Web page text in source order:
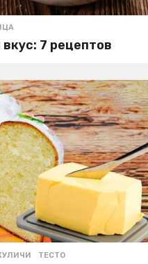
7 рецептов
,ТЕСТО